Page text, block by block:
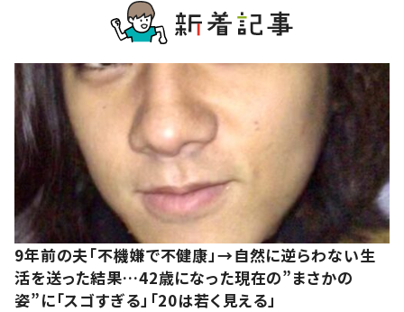
9年前の夫「不機嫌で不健康」→自然に逆らわない生
活を送った結果…42歳になった現在の”まさかの
姿”に「スゴすぎる」「20は若く見える」